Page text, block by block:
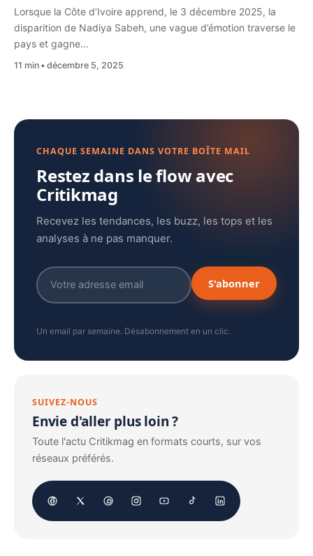
Lorsque la Côte d’Ivoire apprend, le 3 décembre 2025, la
disparition de Nadiya Sabeh, une vague d’émotion traverse le
pays et gagne…
11 min décembre 5, 2025
CHAQUE SEMAINE DANS VOTRE BOÎTE MAIL
Restez dans le flow avec
Critikmag
Recevez les tendances, les buzz, les tops et les
analyses à ne pas manquer.
S'abonner
Un email par semaine. Désabonnement en un clic.
SUIVEZ-NOUS
Envie d'aller plus loin ?
Toute l'actu Critikmag en formats courts, sur vos
réseaux préférés.